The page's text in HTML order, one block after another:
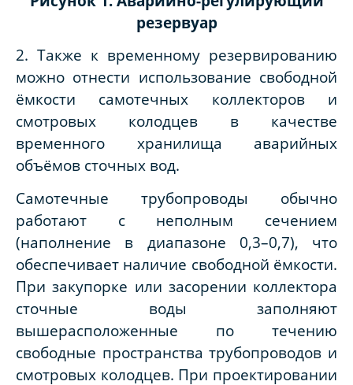
резервуар
2. Также к временному резервированию
можно отнести использование свободной
ёмкости самотечных коллекторов и
смотровых колодцев в качестве
временного хранилища аварийных
объёмов сточных вод.
Самотечные трубопроводы обычно
работают с неполным сечением
(наполнение в диапазоне 0,3–0,7), что
обеспечивает наличие свободной ёмкости.
При закупорке или засорении коллектора
сточные воды заполняют
вышерасположенные по течению
свободные пространства трубопроводов и
смотровых колодцев. При проектировании